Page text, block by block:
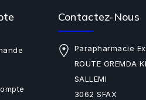
Contactez-Nous
Parapharmacie
ROUTE GREMDA
SALLEMI
3062 SFAX